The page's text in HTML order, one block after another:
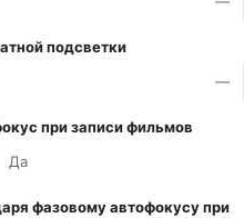
подсветки
—
при записи фильмов
Да
фазовому автофокусу при